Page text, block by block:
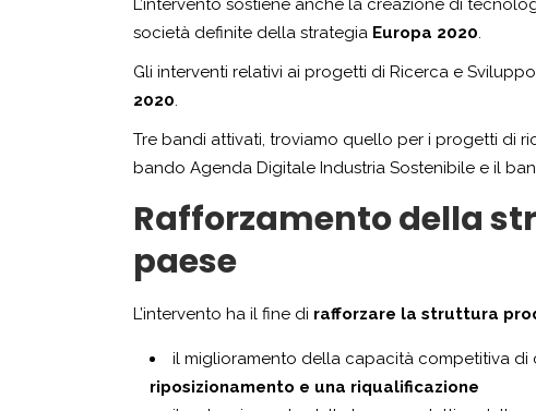
L’intervento sostiene anche la creazione di
società definite della strategia Europa 2020.
Gli interventi relativi ai progetti di Ricerca e
2020.
Tre bandi attivati, troviamo quello per i progetti di
bando Agenda Digitale Industria Sostenibile e il
Rafforzamento della
paese
L’intervento ha il fine di rafforzare la struttura
il miglioramento della capacità competitiva
riposizionamento e una riqualificazione